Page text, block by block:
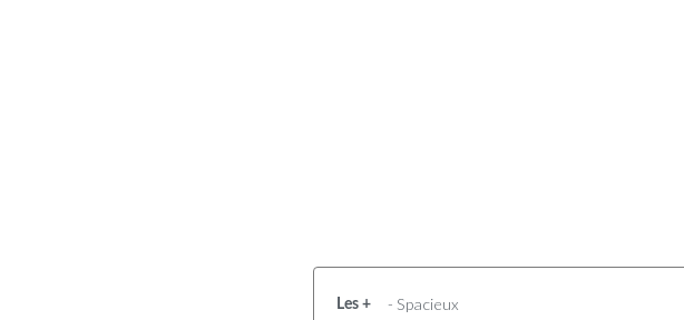
Les +
- Spacieux